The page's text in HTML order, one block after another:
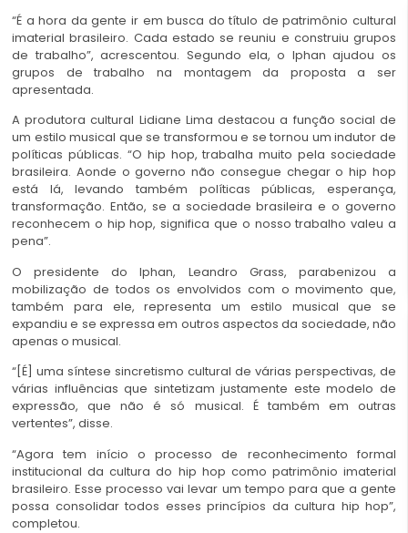
“É a hora da gente ir em busca do título de patrimônio cultural
imaterial brasileiro. Cada estado se reuniu e construiu grupos
de trabalho”, acrescentou. Segundo ela, o Iphan ajudou os
grupos de trabalho na montagem da proposta a ser
apresentada.
A produtora cultural Lidiane Lima destacou a função social de
um estilo musical que se transformou e se tornou um indutor de
políticas públicas. “O hip hop, trabalha muito pela sociedade
brasileira. Aonde o governo não consegue chegar o hip hop
está lá, levando também políticas públicas, esperança,
transformação. Então, se a sociedade brasileira e o governo
reconhecem o hip hop, significa que o nosso trabalho valeu a
pena”.
O presidente do Iphan, Leandro Grass, parabenizou a
mobilização de todos os envolvidos com o movimento que,
também para ele, representa um estilo musical que se
expandiu e se expressa em outros aspectos da sociedade, não
apenas o musical.
“[É] uma síntese sincretismo cultural de várias perspectivas, de
várias influências que sintetizam justamente este modelo de
expressão, que não é só musical. É também em outras
vertentes”, disse.
“Agora tem início o processo de reconhecimento formal
institucional da cultura do hip hop como patrimônio imaterial
brasileiro. Esse processo vai levar um tempo para que a gente
possa consolidar todos esses princípios da cultura hip hop”,
completou.